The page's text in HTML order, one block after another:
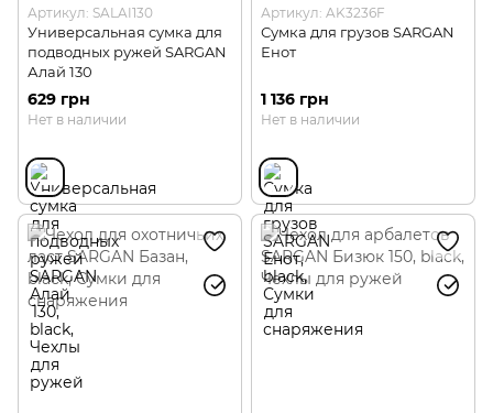
Артикул: SALAI130
Универсальная сумка для
подводных ружей SARGAN
Алай 130
629 грн
Нет в наличии
Артикул: AK3236F
Сумка для грузов SARGAN
Енот
1 136 грн
Нет в наличии